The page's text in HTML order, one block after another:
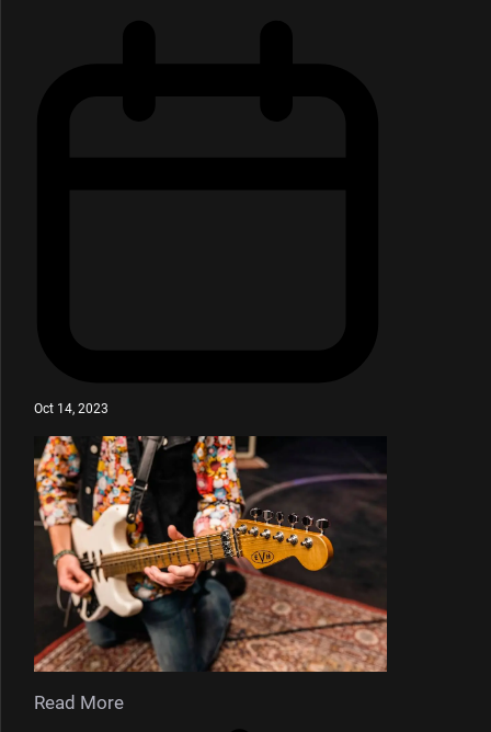
Oct 14, 2023
Read More